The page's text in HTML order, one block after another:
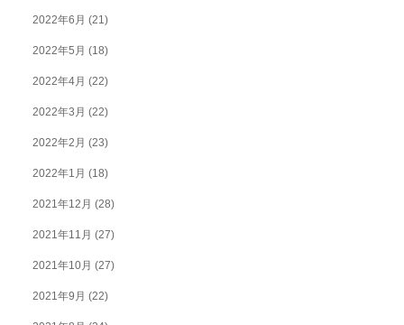
2022年6月 (21)
2022年5月 (18)
2022年4月 (22)
2022年3月 (22)
2022年2月 (23)
2022年1月 (18)
2021年12月 (28)
2021年11月 (27)
2021年10月 (27)
2021年9月 (22)